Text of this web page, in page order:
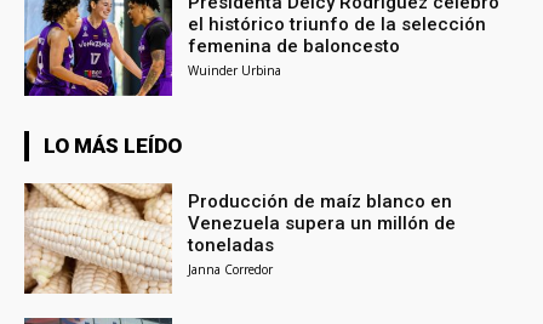
el histórico triunfo de la selección
femenina de baloncesto
Wuinder Urbina
LO MÁS LEÍDO
Producción de maíz blanco en
Venezuela supera un millón de
toneladas
Janna Corredor